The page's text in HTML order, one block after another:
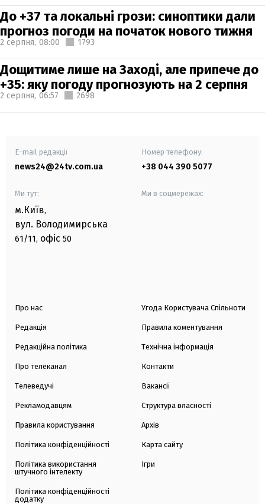
До +37 та локальні грози: синоптики дали
прогноз погоди на початок нового тижня
2 серпня, 08:00 1793
Дощитиме лише на Заході, але припече до
+35: яку погоду прогнозують на 2 серпня
2 серпня, 06:57 2698
E-mail редакції
news24@24tv.com.ua
Номер телефону:
+38 044 390 5077
Ми тут:
м.Київ,
вул. Володимирська
61/11, офіс 50
Ми в соцмережах:
Про нас
Редакція
Редакційна політика
Про телеканал
Телеведучі
Рекламодавцям
Правила користування
Політика конфіденційності
Політика використання
штучного інтелекту
Політика конфіденційності
додатку
Угода Користувача Спільноти
Правила коментування
Технічна інформація
Контакти
Вакансії
Структура власності
Архів
Карта сайту
Ігри